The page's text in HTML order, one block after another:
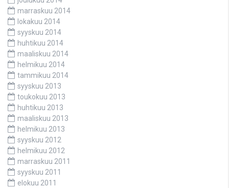
marraskuu 2014
lokakuu 2014
syyskuu 2014
huhtikuu 2014
maaliskuu 2014
helmikuu 2014
tammikuu 2014
syyskuu 2013
toukokuu 2013
huhtikuu 2013
maaliskuu 2013
helmikuu 2013
syyskuu 2012
helmikuu 2012
marraskuu 2011
syyskuu 2011
elokuu 2011